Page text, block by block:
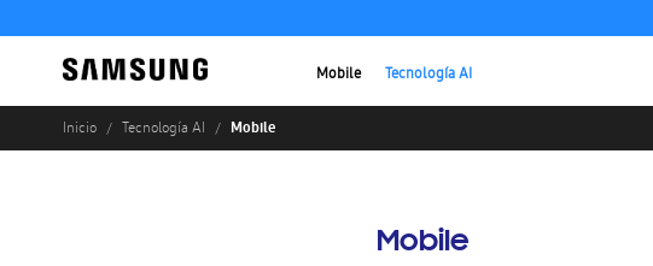
Mobile Tecnología AI
Inicio Tecnología AI Mobile
Mobile